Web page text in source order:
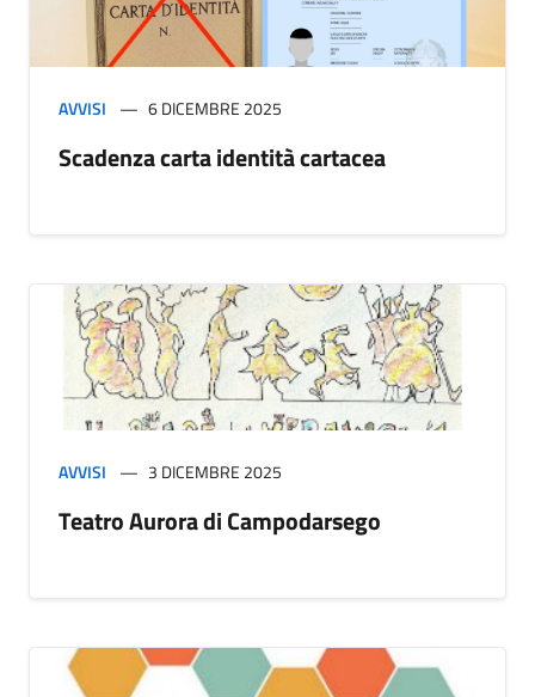
AVVISI 6 DICEMBRE 2025
Scadenza carta identità cartacea
AVVISI 3 DICEMBRE 2025
Teatro Aurora di Campodarsego